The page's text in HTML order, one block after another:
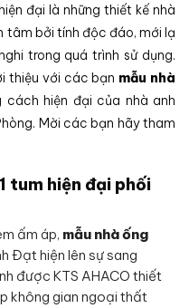
đại là những thiết kế nhà
bởi tính độc đáo, mới lạ
trong quá trình sử dụng.
thiệu với các bạn mẫu nhà
cách hiện đại của nhà anh
Mời các bạn hãy tham
tum hiện đại phối
ấm áp, mẫu nhà ống
Đạt hiện lên sự sang
được KTS AHACO thiết
không gian ngoại thất